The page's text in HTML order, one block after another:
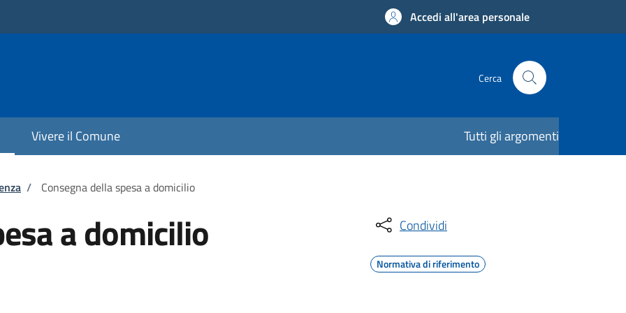
Accedi all'area personale
Cerca
Vivere il Comune Tutti gli argomenti
/ Consegna della spesa a domicilio
a domicilio Condividi
Normativa di riferimento